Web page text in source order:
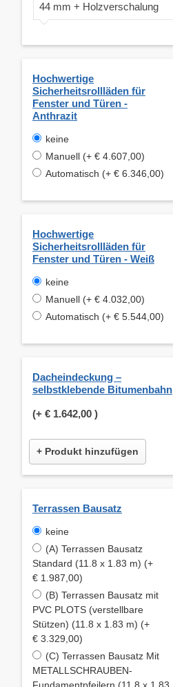
44 mm + Holzverschalung
Hochwertige
Sicherheitsrollläden für
Fenster und Türen -
Anthrazit
keine
Manuell (+ € 4.607,00)
Automatisch (+ € 6.346,00)
Hochwertige
Sicherheitsrollläden für
Fenster und Türen - Weiß
keine
Manuell (+ € 4.032,00)
Automatisch (+ € 5.544,00)
Dacheindeckung –
selbstklebende Bitumenbahn
(+ € 1.642,00 )
+ Produkt hinzufügen
Terrassen Bausatz
keine
(A) Terrassen Bausatz
Standard (11.8 x 1.83 m) (+
€ 1.987,00)
(B) Terrassen Bausatz mit
PVC PLOTS (verstellbare
Stützen) (11.8 x 1.83 m) (+
€ 3.329,00)
(C) Terrassen Bausatz Mit
METALLSCHRAUBEN-
Fundamentpfeilern (11.8 x 1.83